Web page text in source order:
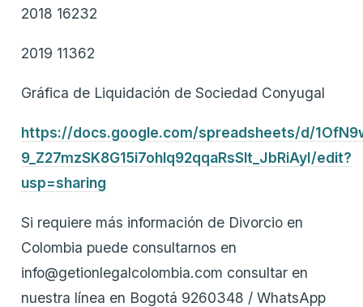
2018 16232
2019 11362
Gráfica de Liquidación de Sociedad Conyugal
https://docs.google.com/spreadsheets/d/
9_Z27mzSK8G15i7ohlq92qqaRsSlt_JbRiAyI/edit?
usp=sharing
Si requiere más información de Divorcio en
Colombia puede consultarnos en
info@getionlegalcolombia.com consultar en
nuestra línea en Bogotá 9260348 / WhatsApp